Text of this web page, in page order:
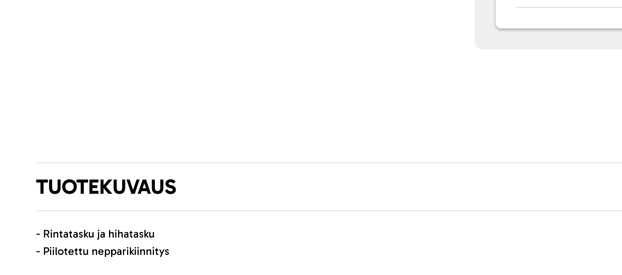
TUOTEKUVAUS
- Rintatasku ja hihatasku
- Piilotettu nepparikiinnitys